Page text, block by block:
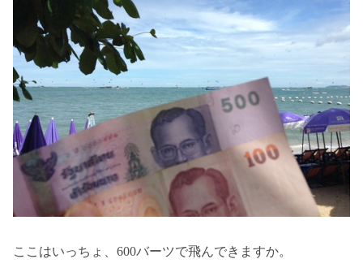
ここはいっちょ、600バーツで飛んできますか。